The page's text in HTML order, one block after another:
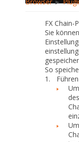
FX Chain-
Sie
So
1.